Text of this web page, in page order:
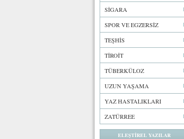
SİGARA
SPOR VE EGZERSİZ
TEŞHİS
TİROİT
TÜBERKÜLOZ
UZUN YAŞAMA
YAZ HASTALIKLARI
ZATÜRREE
ELEŞTİREL YAZILAR